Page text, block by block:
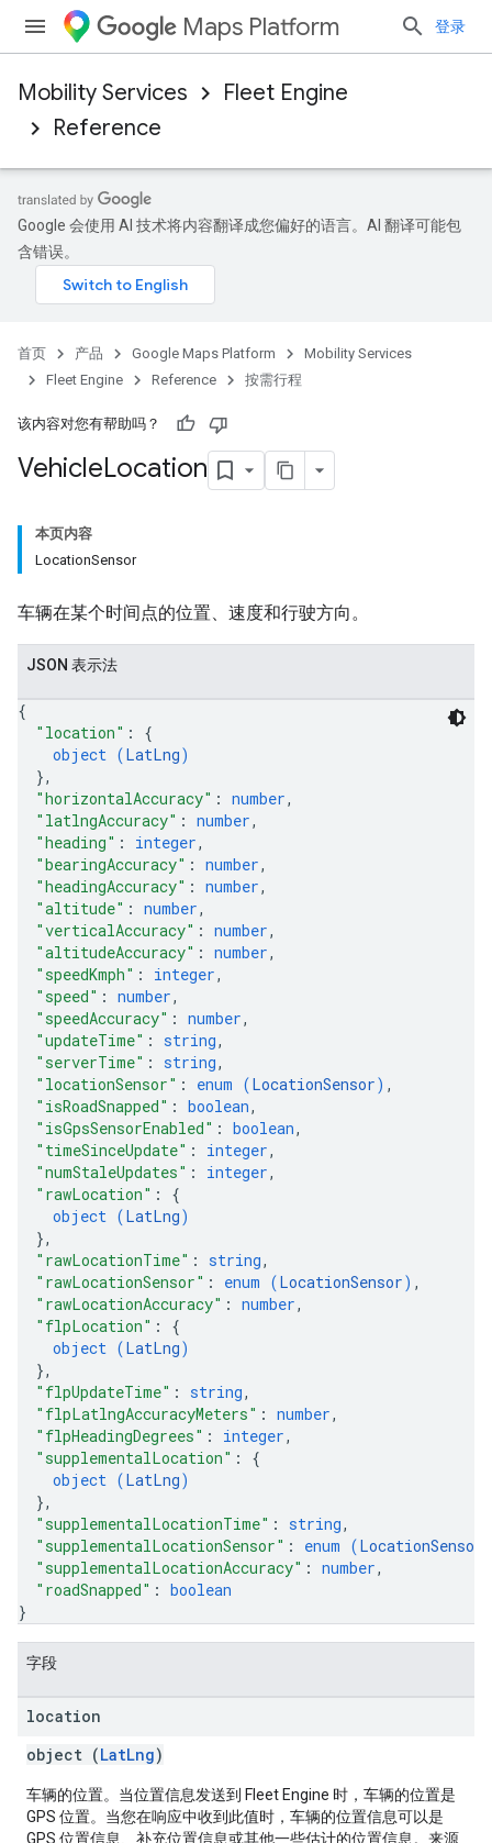
Maps Platform 登录
Mobility Services
Fleet Engine
Reference
Google 会使用 AI 技术将内容翻译成您偏好的语言。AI 翻译可能包
含错误。
首页 产品 Google Maps Platform
Mobility Services
Fleet Engine
Reference 按需行程
该内容对您有帮助吗？
VehicleLocation
本页内容
LocationSensor
车辆在某个时间点的位置、速度和行驶方向。
JSON 表示法
{
"location" : {
object (LatLng)
},
"horizontalAccuracy" : number,
"latlngAccuracy" : number,
"heading" : integer,
"bearingAccuracy" : number,
"headingAccuracy" : number,
"altitude" : number,
"verticalAccuracy" : number,
"altitudeAccuracy" : number,
"speedKmph" : integer,
"speed" : number,
"speedAccuracy" : number,
"updateTime" : string,
"serverTime" : string,
"locationSensor" : enum (LocationSensor) ,
"isRoadSnapped" : boolean,
"isGpsSensorEnabled" : boolean,
"timeSinceUpdate" : integer,
"numStaleUpdates" : integer,
"rawLocation" : {
object (LatLng)
},
"rawLocationTime" : string,
"rawLocationSensor" : enum (LocationSensor) ,
"rawLocationAccuracy" : number,
"flpLocation" : {
object (LatLng)
},
"flpUpdateTime" : string,
"flpLatlngAccuracyMeters" : number,
"flpHeadingDegrees" : integer,
"supplementalLocation" : {
object (LatLng)
},
"supplementalLocationTime" : string,
"supplementalLocationSensor" : enum (LocationSensor
"supplementalLocationAccuracy" : number,
"roadSnapped" : boolean
}
字段
location
object (LatLng)
车辆的位置。当位置信息发送到 Fleet Engine 时，车辆的位置是
GPS 位置。当您在响应中收到此值时，车辆的位置信息可以是
GPS 位置信息、补充位置信息或其他一些估计的位置信息。来源